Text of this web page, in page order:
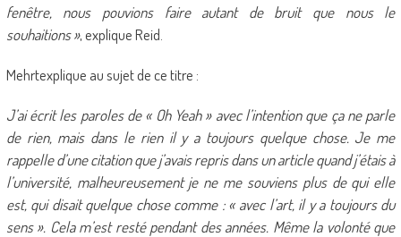
fenêtre, nous pouvions faire autant de bruit que nous le
souhaitions », explique Reid.
Mehrtexplique au sujet de ce titre :
J’ai écrit les paroles de « Oh Yeah » avec l’intention que ça ne parle
de rien, mais dans le rien il y a toujours quelque chose. Je me
rappelle d’une citation que j’avais repris dans un article quand j’étais à
l’université, malheureusement je ne me souviens plus de qui elle
est, qui disait quelque chose comme : « avec l’art, il y a toujours du
sens ». Cela m’est resté pendant des années. Même la volonté que